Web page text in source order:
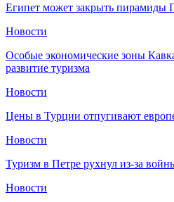
Египет может закрыть пирамиды
Новости
Особые экономические зоны
развитие туризма
Новости
Цены в Турции отпугивают
Новости
Туризм в Петре рухнул из-за
Новости